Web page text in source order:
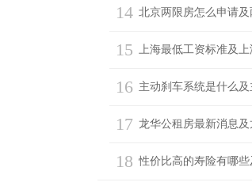
14 北京两限房怎么申请
15
16
17 龙华公租房最新消息及
18